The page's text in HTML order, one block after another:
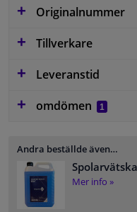
Originalnummer
Tillverkare
Leveranstid
omdömen
1
Andra beställde även…
Mer info »